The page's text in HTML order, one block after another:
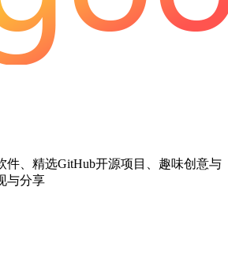
件、精选GitHub开源项目、趣味创意与
与分享